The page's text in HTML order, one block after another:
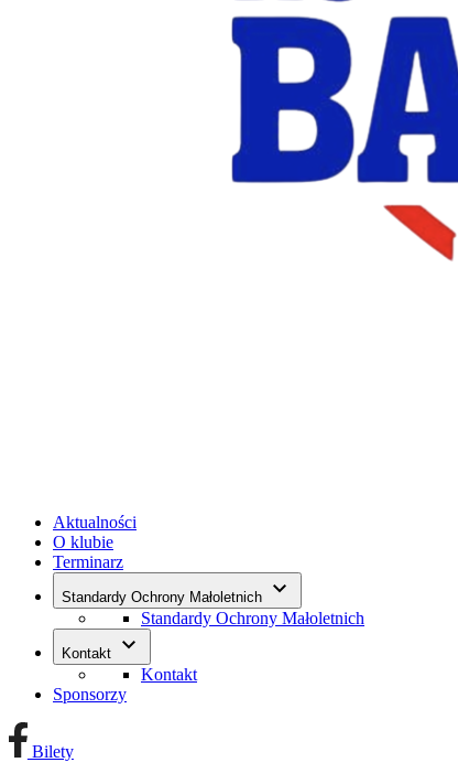
Aktualności
O klubie
Terminarz
Standardy Ochrony Małoletnich keyboard_arrow_down
Standardy Ochrony Małoletnich
Kontakt keyboard_arrow_down
Kontakt
Sponsorzy
Bilety